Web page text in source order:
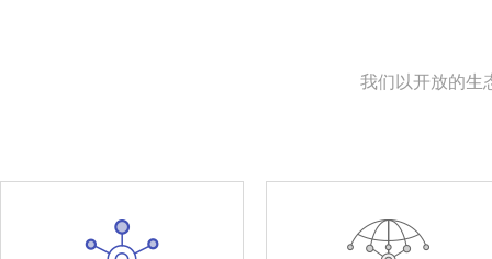
我们以开放的生